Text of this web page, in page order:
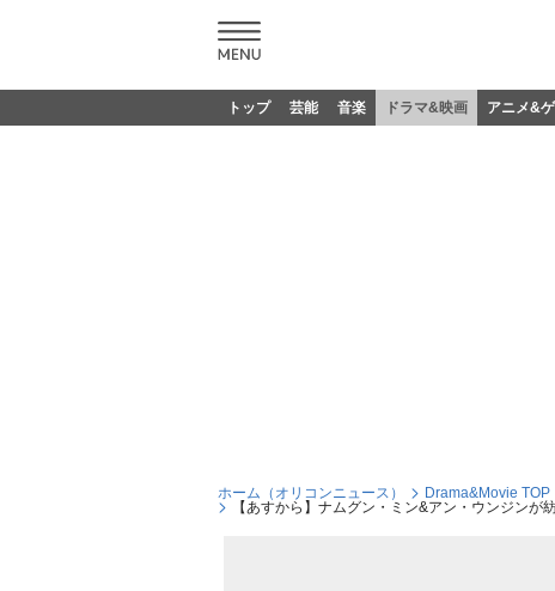
トップ 芸能 音楽 ドラマ&映画 アニメ&
ホーム（オリコンニュース） Drama&Movie TOP
【あすから】ナムグン・ミン&アン・ウンジン